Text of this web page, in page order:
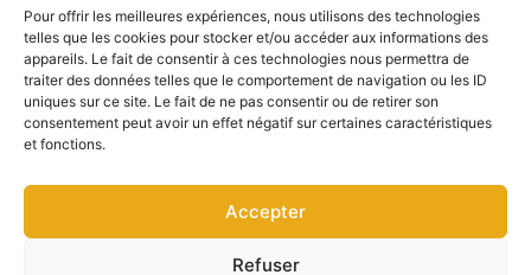
Pour offrir les meilleures expériences, nous utilisons des technologies
telles que les cookies pour stocker et/ou accéder aux informations des
appareils. Le fait de consentir à ces technologies nous permettra de
traiter des données telles que le comportement de navigation ou les ID
uniques sur ce site. Le fait de ne pas consentir ou de retirer son
consentement peut avoir un effet négatif sur certaines caractéristiques
et fonctions.
Accepter
Refuser
Bonport
27340,
Pont de
l'Arche
27 62
contact@delimbe.com
Nuestros
productos
Piezas de
recambio
ayudarte?
Contacta
con
nosotros